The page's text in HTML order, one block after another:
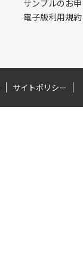
サンプルのお
電子版利用規約
サイトポリシー